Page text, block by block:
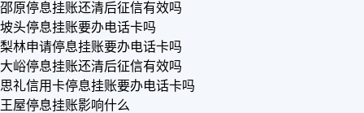
邵原停息挂账还清后征信有效吗
坡头停息挂账要办电话卡吗
梨林申请停息挂账要办电话卡吗
大峪停息挂账还清后征信有效吗
思礼信用卡停息挂账要办电话卡吗
王屋停息挂账影响什么